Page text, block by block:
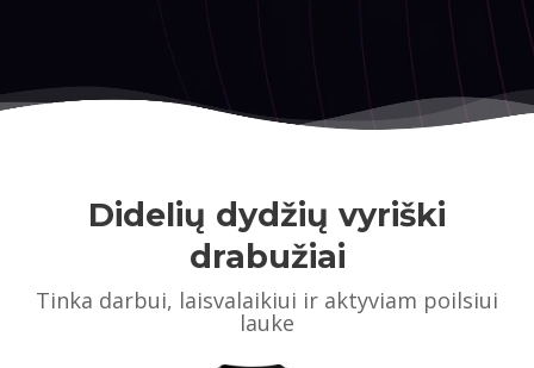
Didelių dydžių vyriški
drabužiai
Tinka darbui, laisvalaikiui ir aktyviam poilsiui
lauke